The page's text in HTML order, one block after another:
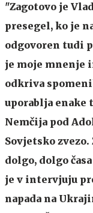
"Zagotovo je
presegel, ko je
odgovoren tudi
je moje mnenje
odkriva
uporablja
Nemčija pod
Sovjetsko zvezo.
dolgo, dolgo
je v intervjuju
napada na